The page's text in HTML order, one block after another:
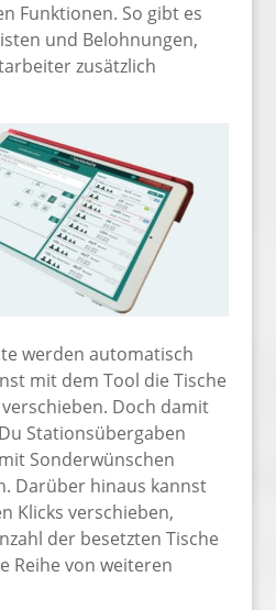
Funktionen. So gibt es
und Belohnungen,
zusätzlich
werden automatisch
mit dem Tool die Tische
Doch damit
Stationsübergaben
Sonderwünschen
Darüber hinaus kannst
Klicks verschieben,
der besetzten Tische
Reihe von weiteren